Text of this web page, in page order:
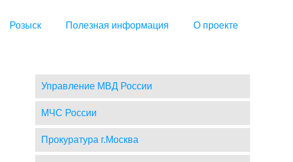
Розыск Полезная информация О проекте
Управление МВД России
МЧС России
Прокуратура г.Москва